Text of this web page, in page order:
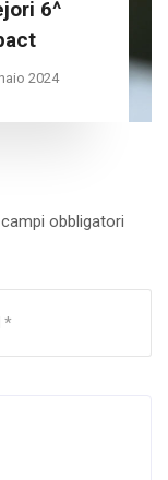
6^
2024
obbligatori